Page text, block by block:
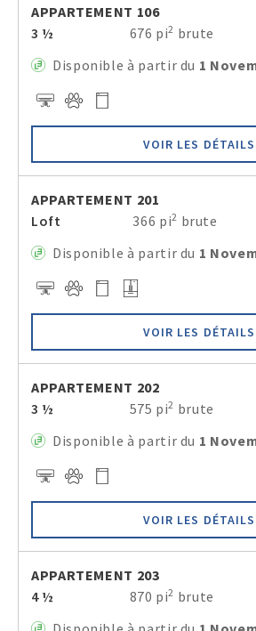
APPARTEMENT 106
3 ½
676 pi2 brute
Disponible à partir du 1
VOIR LES DÉTAILS
APPARTEMENT 201
Loft
366 pi2 brute
Disponible à partir du 1
VOIR LES DÉTAILS
APPARTEMENT 202
3 ½
575 pi2 brute
Disponible à partir du 1
VOIR LES DÉTAILS
APPARTEMENT 203
4 ½
870 pi2 brute